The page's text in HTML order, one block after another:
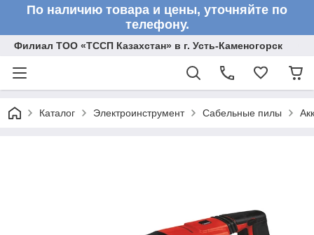
По наличию товара и цены, уточняйте по
телефону.
Филиал ТОО «ТССП Казахстан» в г. Усть-Каменогорск
Каталог Электроинструмент Сабельные пилы